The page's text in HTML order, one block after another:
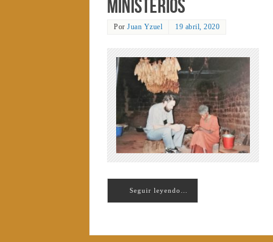
Ministerios
Por Juan Yzuel 19 abril, 2020
Seguir leyendo…